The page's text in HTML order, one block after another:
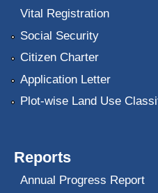
Vital Registration
Social Security
Citizen Charter
Application Letter
Plot-wise Land Use
Reports
Annual Progress Report